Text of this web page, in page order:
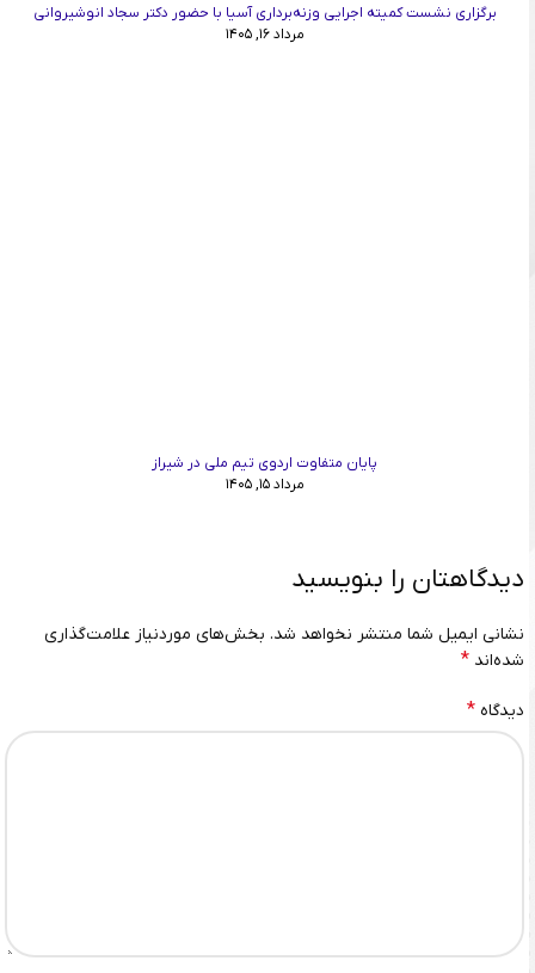
برگزاری نشست کمیته اجرایی وزنه‌برداری آسیا با حضور دکتر سجاد انوشیروانی
مرداد ۱۶, ۱۴۰۵
پایان متفاوت اردوی تیم ملی در شیراز
مرداد ۱۵, ۱۴۰۵
دیدگاهتان را بنویسید
نشانی ایمیل شما منتشر نخواهد شد. بخش‌های موردنیاز علامت‌گذاری
شده‌اند *
دیدگاه *